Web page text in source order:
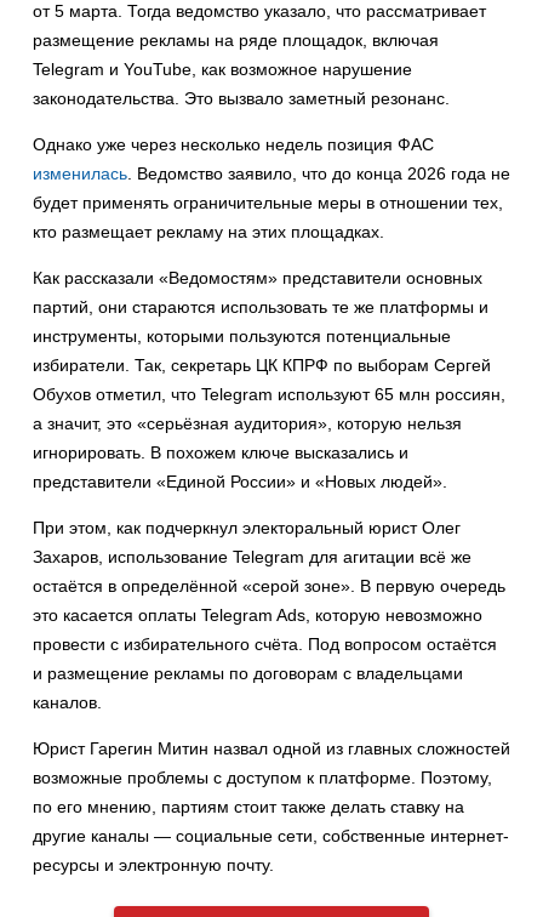
от 5 марта. Тогда ведомство указало, что рассматривает
размещение рекламы на ряде площадок, включая
Telegram и YouTube, как возможное нарушение
законодательства. Это вызвало заметный резонанс.
Однако уже через несколько недель позиция ФАС
изменилась. Ведомство заявило, что до конца 2026 года не
будет применять ограничительные меры в отношении тех,
кто размещает рекламу на этих площадках.
Как рассказали «Ведомостям» представители основных
партий, они стараются использовать те же платформы и
инструменты, которыми пользуются потенциальные
избиратели. Так, секретарь ЦК КПРФ по выборам Сергей
Обухов отметил, что Telegram используют 65 млн россиян,
а значит, это «серьёзная аудитория», которую нельзя
игнорировать. В похожем ключе высказались и
представители «Единой России» и «Новых людей».
При этом, как подчеркнул электоральный юрист Олег
Захаров, использование Telegram для агитации всё же
остаётся в определённой «серой зоне». В первую очередь
это касается оплаты Telegram Ads, которую невозможно
провести с избирательного счёта. Под вопросом остаётся
и размещение рекламы по договорам с владельцами
каналов.
Юрист Гарегин Митин назвал одной из главных сложностей
возможные проблемы с доступом к платформе. Поэтому,
по его мнению, партиям стоит также делать ставку на
другие каналы — социальные сети, собственные интернет-
ресурсы и электронную почту.